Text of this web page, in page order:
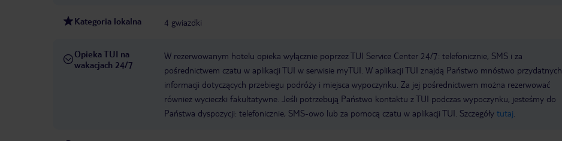
Kategoria lokalna 4 gwiazdki
Opieka TUI na
wakacjach 24/7
W rezerwowanym hotelu opieka wyłącznie poprzez TUI Service Center 24/7: telefonicznie, SMS i za
pośrednictwem czatu w aplikacji TUI w serwisie myTUI. W aplikacji TUI znajdą Państwo mnóstwo przydatnych
informacji dotyczących przebiegu podróży i miejsca wypoczynku. Za jej pośrednictwem można rezerwować
również wycieczki fakultatywne. Jeśli potrzebują Państwo kontaktu z TUI podczas wypoczynku, jesteśmy do
Państwa dyspozycji: telefonicznie, SMS-owo lub za pomocą czatu w aplikacji TUI. Szczegóły tutaj